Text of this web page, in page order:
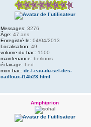
Messages: 3276
Âge: 47 ans
Enregistré le: 04/04/2013
Localisation: 49
volume du bac: 1500
maintenance: berlinois
éclairage: Led
mon bac: de-l-eau-du-sel-des-
cailloux-t14523.html
Amphiprion